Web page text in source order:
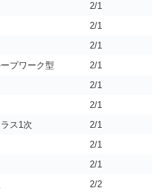
2/1
2/1
2/1
プワーク型
2/1
2/1
2/1
ス1次
2/1
2/1
2/1
2/2